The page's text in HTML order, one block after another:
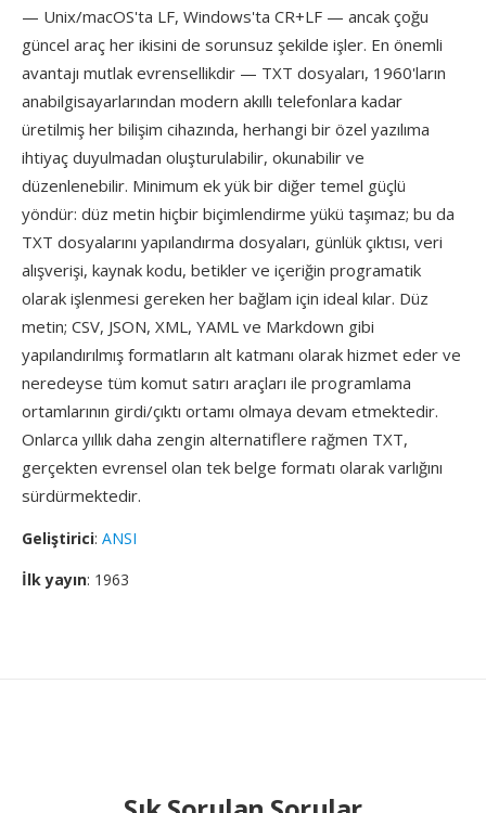
— Unix/macOS'ta LF, Windows'ta CR+LF — ancak çoğu
güncel araç her ikisini de sorunsuz şekilde işler. En önemli
avantajı mutlak evrensellikdir — TXT dosyaları, 1960'ların
anabilgisayarlarından modern akıllı telefonlara kadar
üretilmiş her bilişim cihazında, herhangi bir özel yazılıma
ihtiyaç duyulmadan oluşturulabilir, okunabilir ve
düzenlenebilir. Minimum ek yük bir diğer temel güçlü
yöndür: düz metin hiçbir biçimlendirme yükü taşımaz; bu da
TXT dosyalarını yapılandırma dosyaları, günlük çıktısı, veri
alışverişi, kaynak kodu, betikler ve içeriğin programatik
olarak işlenmesi gereken her bağlam için ideal kılar. Düz
metin; CSV, JSON, XML, YAML ve Markdown gibi
yapılandırılmış formatların alt katmanı olarak hizmet eder ve
neredeyse tüm komut satırı araçları ile programlama
ortamlarının girdi/çıktı ortamı olmaya devam etmektedir.
Onlarca yıllık daha zengin alternatiflere rağmen TXT,
gerçekten evrensel olan tek belge formatı olarak varlığını
sürdürmektedir.
Geliştirici: ANSI
İlk yayın: 1963